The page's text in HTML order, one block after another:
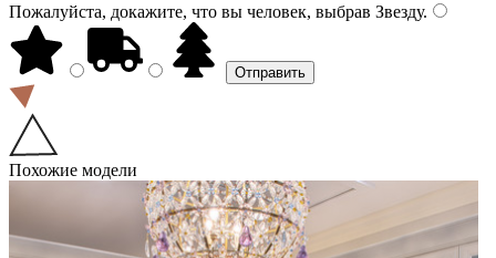
Пожалуйста, докажите, что вы человек, выбрав Звезду.
Похожие модели